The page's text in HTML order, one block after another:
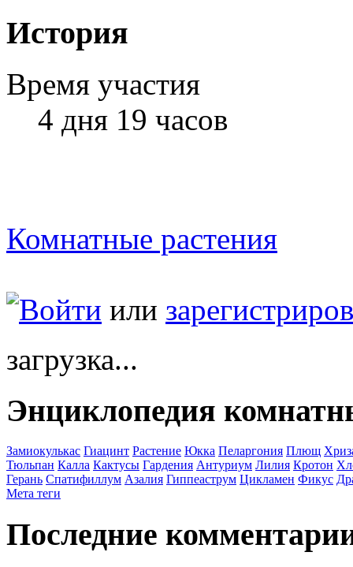
История
Время участия
4 дня 19 часов
Комнатные растения
Войти или
загрузка...
Энциклопедия
Замиокулькас Гиацинт Растение Юкка Пеларгония Плющ
Тюльпан Калла Кактусы Гардения Антуриум Лилия Кротон
Герань Спатифиллум Азалия Гиппеаструм Цикламен Фикус
Мета теги
Последние